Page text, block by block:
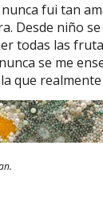
fui tan
Desde niño
todas las
se me
que